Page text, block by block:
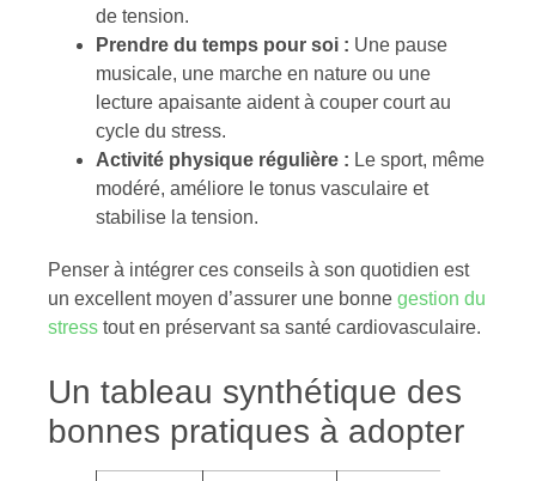
de tension.
Prendre du temps pour soi : Une pause
musicale, une marche en nature ou une
lecture apaisante aident à couper court au
cycle du stress.
Activité physique régulière : Le sport, même
modéré, améliore le tonus vasculaire et
stabilise la tension.
Penser à intégrer ces conseils à son quotidien est
un excellent moyen d’assurer une bonne gestion du
stress tout en préservant sa santé cardiovasculaire.
Un tableau synthétique des
bonnes pratiques à adopter